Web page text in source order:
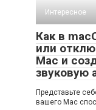
Интересное
Как в
или
Mac и
звуковую
Представьте
вашего Mac